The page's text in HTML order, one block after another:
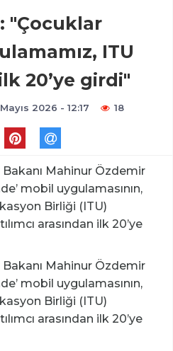
"Çocuklar
ITU
20’ye girdi"
2026 - 12:17 18
Mahinur Özdemir
mobil uygulamasının,
Birliği (ITU)
arasından ilk 20’ye
Mahinur Özdemir
mobil uygulamasının,
Birliği (ITU)
arasından ilk 20’ye